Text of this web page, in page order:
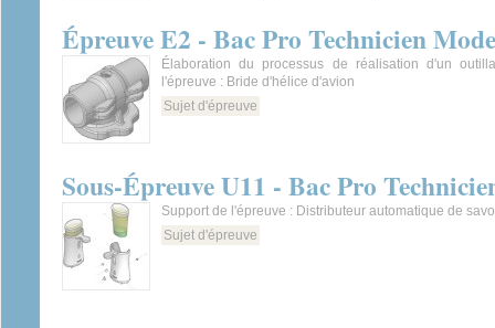
Épreuve E2 - Bac Pro Technicien
Élaboration du processus de réalisation d'un
l'épreuve : Bride d'hélice d'avion
Sujet d'épreuve
Sous-Épreuve U11 - Bac Pro
Support de l'épreuve : Distributeur automatique de
Sujet d'épreuve